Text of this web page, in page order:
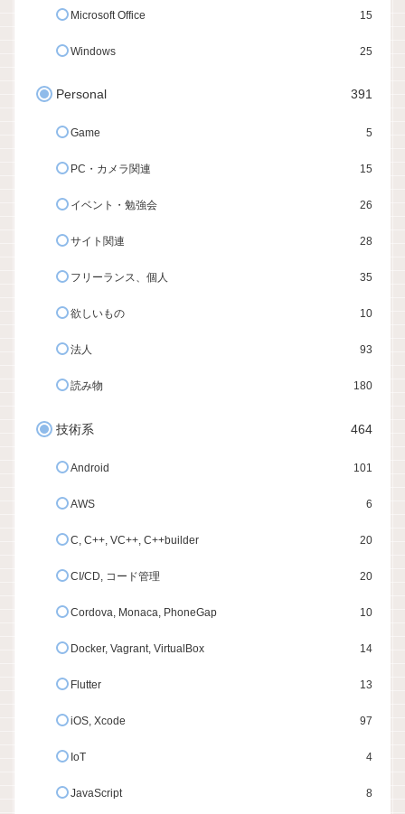
Microsoft Office 15
Windows 25
Personal 391
Game 5
PC・カメラ関連 15
イベント・勉強会 26
サイト関連 28
フリーランス、個人 35
欲しいもの 10
法人 93
読み物 180
技術系 464
Android 101
AWS 6
C, C++, VC++, C++builder 20
CI/CD, コード管理 20
Cordova, Monaca, PhoneGap 10
Docker, Vagrant, VirtualBox 14
Flutter 13
iOS, Xcode 97
IoT 4
JavaScript 8